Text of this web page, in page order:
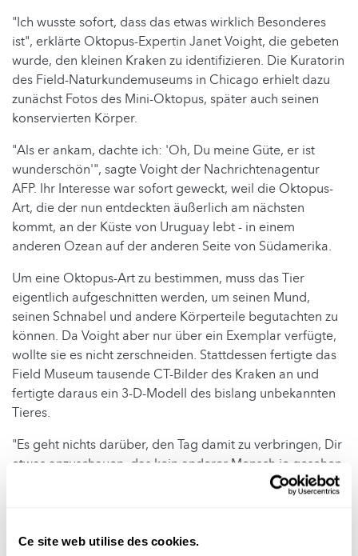
Ce site web utilise des cookies.
"Ich wusste sofort, dass das etwas wirklich Besonderes
ist", erklärte Oktopus-Expertin Janet Voight, die gebeten
wurde, den kleinen Kraken zu identifizieren. Die Kuratorin
des Field-Naturkundemuseums in Chicago erhielt dazu
zunächst Fotos des Mini-Oktopus, später auch seinen
konservierten Körper.
"Als er ankam, dachte ich: 'Oh, Du meine Güte, er ist
wunderschön'", sagte Voight der Nachrichtenagentur
AFP. Ihr Interesse war sofort geweckt, weil die Oktopus-
Art, die der nun entdeckten äußerlich am nächsten
kommt, an der Küste von Uruguay lebt - in einem
anderen Ozean auf der anderen Seite von Südamerika.
Um eine Oktopus-Art zu bestimmen, muss das Tier
eigentlich aufgeschnitten werden, um seinen Mund,
seinen Schnabel und andere Körperteile begutachten zu
können. Da Voight aber nur über ein Exemplar verfügte,
wollte sie es nicht zerschneiden. Stattdessen fertigte das
Field Museum tausende CT-Bilder des Kraken an und
fertigte daraus ein 3-D-Modell des bislang unbekannten
Tieres.
"Es geht nichts darüber, den Tag damit zu verbringen, Dir
etwas anzuschauen, das kein anderer Mensch je gesehen
hat", erklärte die Chefin des Röntgen-Labors des Field
Abgesehen von seiner blauen Farbe, die in der Natur